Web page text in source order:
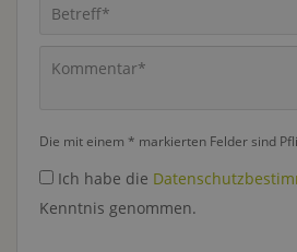
Die mit einem * markierten Felder sind
Ich habe die
Kenntnis genommen.